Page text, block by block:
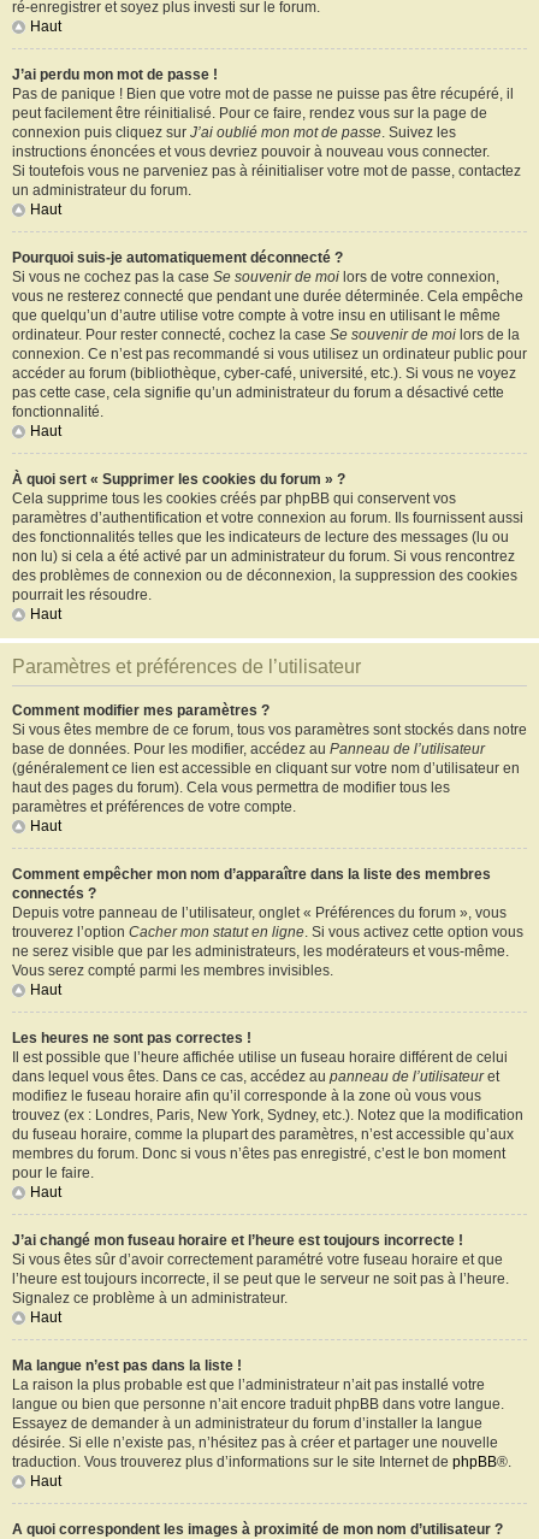
ré-enregistrer et soyez plus investi sur le forum.
Haut
J’ai perdu mon mot de passe !
Pas de panique ! Bien que votre mot de passe ne puisse pas être récupéré, il
peut facilement être réinitialisé. Pour ce faire, rendez vous sur la page de
connexion puis cliquez sur J’ai oublié mon mot de passe. Suivez les
instructions énoncées et vous devriez pouvoir à nouveau vous connecter.
Si toutefois vous ne parveniez pas à réinitialiser votre mot de passe, contactez
un administrateur du forum.
Haut
Pourquoi suis-je automatiquement déconnecté ?
Si vous ne cochez pas la case Se souvenir de moi lors de votre connexion,
vous ne resterez connecté que pendant une durée déterminée. Cela empêche
que quelqu’un d’autre utilise votre compte à votre insu en utilisant le même
ordinateur. Pour rester connecté, cochez la case Se souvenir de moi lors de la
connexion. Ce n’est pas recommandé si vous utilisez un ordinateur public pour
accéder au forum (bibliothèque, cyber-café, université, etc.). Si vous ne voyez
pas cette case, cela signifie qu’un administrateur du forum a désactivé cette
fonctionnalité.
Haut
À quoi sert « Supprimer les cookies du forum » ?
Cela supprime tous les cookies créés par phpBB qui conservent vos
paramètres d’authentification et votre connexion au forum. Ils fournissent aussi
des fonctionnalités telles que les indicateurs de lecture des messages (lu ou
non lu) si cela a été activé par un administrateur du forum. Si vous rencontrez
des problèmes de connexion ou de déconnexion, la suppression des cookies
pourrait les résoudre.
Haut
Paramètres et préférences de l’utilisateur
Comment modifier mes paramètres ?
Si vous êtes membre de ce forum, tous vos paramètres sont stockés dans notre
base de données. Pour les modifier, accédez au Panneau de l’utilisateur
(généralement ce lien est accessible en cliquant sur votre nom d’utilisateur en
haut des pages du forum). Cela vous permettra de modifier tous les
paramètres et préférences de votre compte.
Haut
Comment empêcher mon nom d’apparaître dans la liste des membres
connectés ?
Depuis votre panneau de l’utilisateur, onglet « Préférences du forum », vous
trouverez l’option Cacher mon statut en ligne. Si vous activez cette option vous
ne serez visible que par les administrateurs, les modérateurs et vous-même.
Vous serez compté parmi les membres invisibles.
Haut
Les heures ne sont pas correctes !
Il est possible que l’heure affichée utilise un fuseau horaire différent de celui
dans lequel vous êtes. Dans ce cas, accédez au panneau de l’utilisateuret
modifiez le fuseau horaire afin qu’il corresponde à la zone où vous vous
trouvez (ex : Londres, Paris, New York, Sydney, etc.). Notez que la modification
du fuseau horaire, comme la plupart des paramètres, n’est accessible qu’aux
membres du forum. Donc si vous n’êtes pas enregistré, c’est le bon moment
pour le faire.
Haut
J’ai changé mon fuseau horaire et l’heure est toujours incorrecte !
Si vous êtes sûr d’avoir correctement paramétré votre fuseau horaire et que
l’heure est toujours incorrecte, il se peut que le serveur ne soit pas à l’heure.
Signalez ce problème à un administrateur.
Haut
Ma langue n’est pas dans la liste !
La raison la plus probable est que l’administrateur n’ait pas installé votre
langue ou bien que personne n’ait encore traduit phpBB dans votre langue.
Essayez de demander à un administrateur du forum d’installer la langue
désirée. Si elle n’existe pas, n’hésitez pas à créer et partager une nouvelle
traduction. Vous trouverez plus d’informations sur le site Internet de phpBB®.
Haut
A quoi correspondent les images à proximité de mon nom d’utilisateur ?